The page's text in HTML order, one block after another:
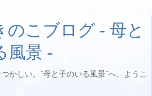
のこブログ - 母と
風景 -
かしい。"母と子のいる風景"へ、ようこ